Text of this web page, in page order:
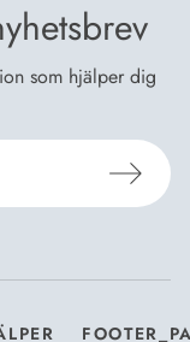
som hjälper dig